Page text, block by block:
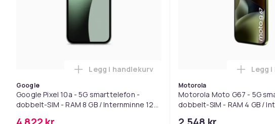
Google
Google Pixel 10a - 5G smarttelefon -
dobbelt-SIM - RAM 8 GB / Internminne 128
Legg Google Pixel 10a - 5G smarttelefon -
Legg i handlekurv
Motorola
Motorola Moto G67 - 5G
dobbelt-SIM - RAM 4 GB /
Legg